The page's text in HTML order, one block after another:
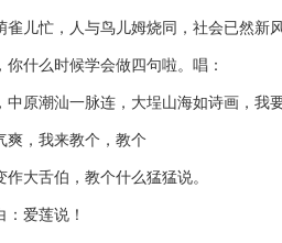
忙，人与鸟儿姆烧同，社会已然新风
什么时候学会做四句啦。唱：
潮汕一脉连，大埕山海如诗画，我要
，我来教个，教个
大舌伯，教个什么猛猛说。
爱莲说！